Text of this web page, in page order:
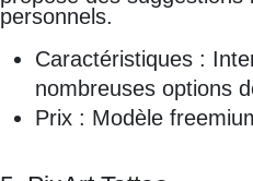
personnels.
Caractéristiques :
nombreuses options
Prix : Modèle